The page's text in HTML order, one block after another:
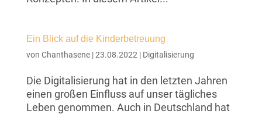
Ein Blick auf die Kinderbetreuung
von Chanthasene|23.08.2022 | Digitalisierung
Die Digitalisierung hat in den letzten Jahren
einen großen Einfluss auf unser tägliches
Leben genommen. Auch in Deutschland hat